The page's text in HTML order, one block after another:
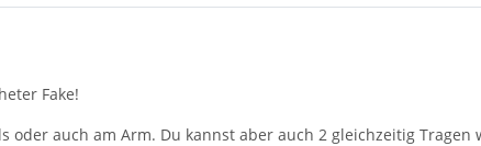
Fake!
oder auch am Arm. Du kannst aber auch 2 gleichzeitig Tragen